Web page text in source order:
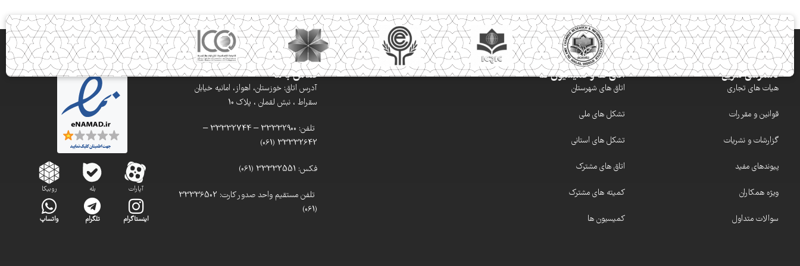
دسترسی سریع
هیات های تجاری
قوانین و مقررات
گزارشات و نشریات
پیوندهای مفید
ویژه همکاران
سوالات متداول
اتاق ها و کمیسیون ها
اتاق های شهرستان
تشکل های ملی
تشکل های استانی
اتاق های مشترک
کمیته های مشترک
کمیسیون ها
تماس با ما
آدرس اتاق: خوزستان، اهواز، امانیه خیابان
سقراط ، نبش لقمان ، پلاک 10
تلفن: 33332900 – 33332744 –
33332642 (061)
فکس: 33332551 (061)
تلفن مستقیم واحد صدور کارت: 33336502
(061)
آپارات بله روبیکا
اینستاگرام تلگرام واتساپ